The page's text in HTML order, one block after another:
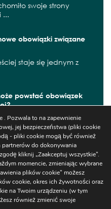
swoje strony
...
obowiązki związane
staje się jednym z
powstać obowiązek
obowiązywać kolejne
Szukaj
. Pozwala to na zapewnienie
jej bezpieczeństwa (pliki cookie
- pliki cookie mogą być również
do dokonywania
kliknij „Zaakceptuj wszystkie”.
momencie, zmieniając wybrane
plików cookie” możesz
cookie, okres ich żywotności oraz
na Twoim urządzeniu (w tym
również zmienić swoje